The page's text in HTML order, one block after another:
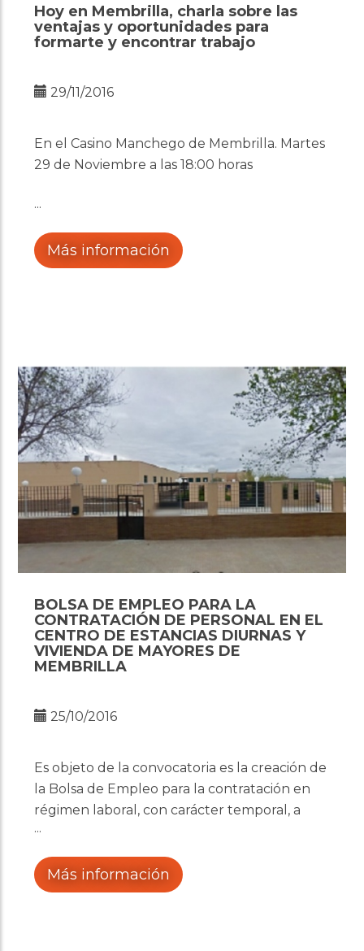
Hoy en Membrilla, charla sobre las
ventajas y oportunidades para
formarte y encontrar trabajo
29/11/2016
En el Casino Manchego de Membrilla. Martes
29 de Noviembre a las 18:00 horas
Más información
BOLSA DE EMPLEO PARA LA
CONTRATACIÓN DE PERSONAL EN EL
CENTRO DE ESTANCIAS DIURNAS Y
VIVIENDA DE MAYORES DE
MEMBRILLA
25/10/2016
Es objeto de la convocatoria es la creación de
la Bolsa de Empleo para la contratación en
régimen laboral, con carácter temporal, a
tiempo completo o parcial según las
mediante concurso de méritos de personal.
Más información